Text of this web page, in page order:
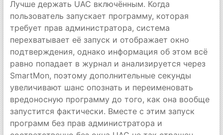
Лучше держать UAC включённым. Когда
пользователь запускает программу, которая
требует прав администратора, система
перехватывает её запуск и отображает окно
подтверждения, однако информация об этом всё
равно попадает в журнал и анализируется через
SmartMon, поэтому дополнительные секунды
увеличивают шанс опознать и переименовать
вредоносную программу до того, как она вообще
запустится фактически. Вместе с этим запуск
программ без прав администратора и